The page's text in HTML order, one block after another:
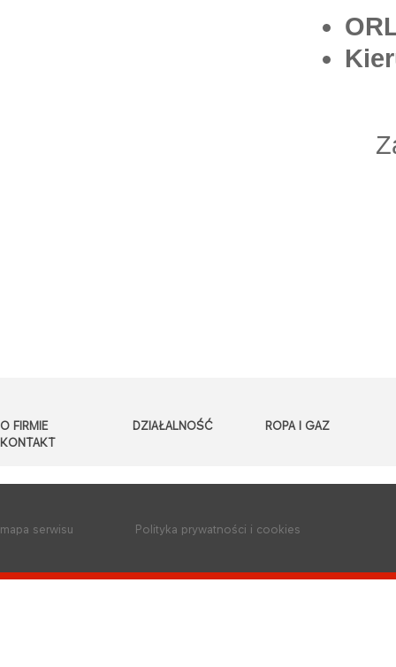
O FIRMIE DZIAŁALNOŚĆ
ROPA I GAZ
KONTAKT
mapa serwisu Polityka prywatności i cookies